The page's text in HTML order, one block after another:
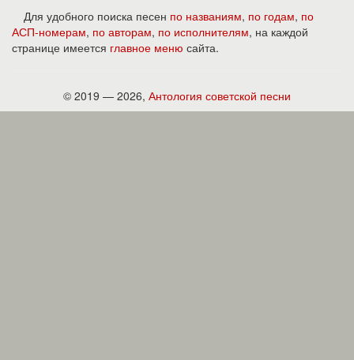
Для удобного поиска песен по названиям, по годам, по
АСП-номерам, по авторам, по исполнителям, на каждой
странице имеется главное меню сайта.
© 2019 — 2026, Антология советской песни